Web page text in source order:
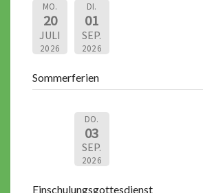
MO.
20
JULI
2026
DI.
01
SEP.
2026
Sommerferien
DO.
03
SEP.
2026
Einschulungsgottesdienst